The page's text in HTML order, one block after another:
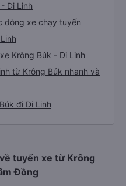
Di Linh
dòng xe chạy tuyến
Krông Búk - Di Linh
từ Krông Búk nhanh và
đi Di Linh
tuyến xe từ Krông
Đồng